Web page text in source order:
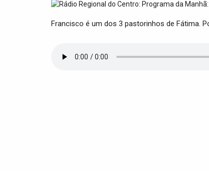
Francisco é um dos 3 pastorinhos de Fátima.